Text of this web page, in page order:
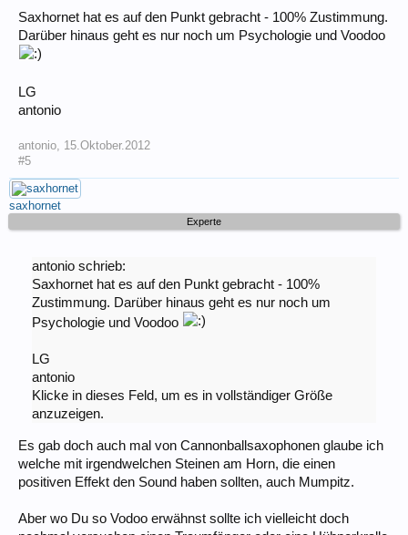
Saxhornet hat es auf den Punkt gebracht - 100% Zustimmung.
Darüber hinaus geht es nur noch um Psychologie und Voodoo
LG
antonio
antonio, 15.Oktober.2012
#5
saxhornet
Experte
antonio schrieb:
Saxhornet hat es auf den Punkt gebracht - 100%
Zustimmung. Darüber hinaus geht es nur noch um
Psychologie und Voodoo
LG
antonio
Klicke in dieses Feld, um es in vollständiger Größe
anzuzeigen.
Es gab doch auch mal von Cannonballsaxophonen glaube ich
welche mit irgendwelchen Steinen am Horn, die einen
positiven Effekt den Sound haben sollten, auch Mumpitz.
Aber wo Du so Vodoo erwähnst sollte ich vielleicht doch